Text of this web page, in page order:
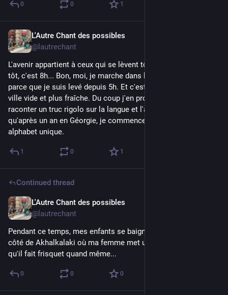
0 0 1
L'Autre Chant des possibles
@lautrechant
L'avenir appartient à ceux qui se lèvent tôt ! Mais à Tbilissi,
tôt, c'est 8h... Bon, moi, je marche dans la ville depuis 6h
parce que je suis levé depuis 5h. Et c'est très agréable, cette
ville vide et plus fraîche. Du coup j'en profite pour vous
raconter un truc rigolo sur la langue et l'alphabet. Parce
qu'après un an en Géorgie, je commence à réussir à lire cet
alphabet unique.
1 0 1
Continued thread
L'Autre Chant des possibles
@lautrechant
Pendant ce temps, mes enfants se baignent dans une rivière à
côté de Akhalkalaki où ma femme met un petit gilet parce
qu'il fait frisquet quand même...
0 0 0